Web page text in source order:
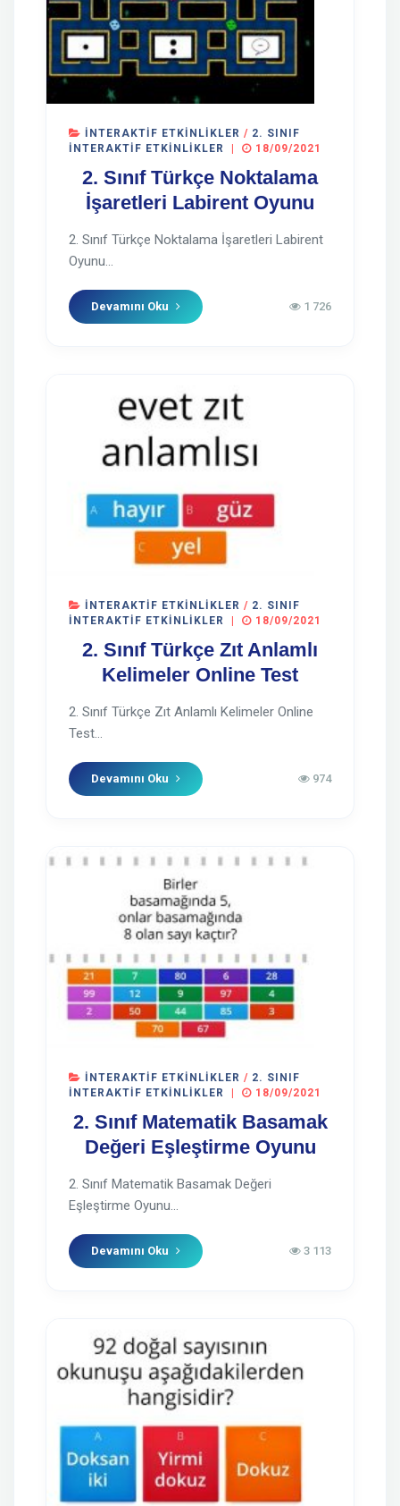
İNTERAKTIF ETKINLIKLER / 2. SINIF
İNTERAKTIF ETKINLIKLER
18/09/2021
2. Sınıf Türkçe Noktalama
İşaretleri Labirent Oyunu
2. Sınıf Türkçe Noktalama İşaretleri Labirent
Oyunu...
Devamını Oku 1 726
İNTERAKTIF ETKINLIKLER / 2. SINIF
İNTERAKTIF ETKINLIKLER
18/09/2021
2. Sınıf Türkçe Zıt Anlamlı
Kelimeler Online Test
2. Sınıf Türkçe Zıt Anlamlı Kelimeler Online
Test...
Devamını Oku 974
İNTERAKTIF ETKINLIKLER / 2. SINIF
İNTERAKTIF ETKINLIKLER
18/09/2021
2. Sınıf Matematik Basamak
Değeri Eşleştirme Oyunu
2. Sınıf Matematik Basamak Değeri
Eşleştirme Oyunu...
Devamını Oku 3 113